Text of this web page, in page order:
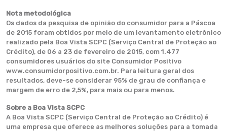
Nota metodológica
Os dados da pesquisa de opinião do consumidor para a Páscoa
de 2015 foram obtidos por meio de um levantamento eletrônico
realizado pela Boa Vista SCPC (Serviço Central de Proteção ao
Crédito), de 06 a 23 de fevereiro de 2015, com 1.477
consumidores usuários do site Consumidor Positivo
www.consumidorpositivo.com.br. Para leitura geral dos
resultados, deve-se considerar 95% de grau de confiança e
margem de erro de 2,5%, para mais ou para menos.
Sobre a Boa Vista SCPC
A Boa Vista SCPC (Serviço Central de Proteção ao Crédito) é
uma empresa que oferece as melhores soluções para a tomada